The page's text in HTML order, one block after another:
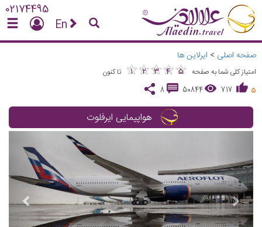
02174495
En
صفحه اصلی > ایرلاین ها
امتیاز کلی شما به صفحه ★
1 ★
2 ★
3 ★
4 ★
5
★★★★★
تا کنون
5
717
50844
8
هواپیمایی ایرفلوت